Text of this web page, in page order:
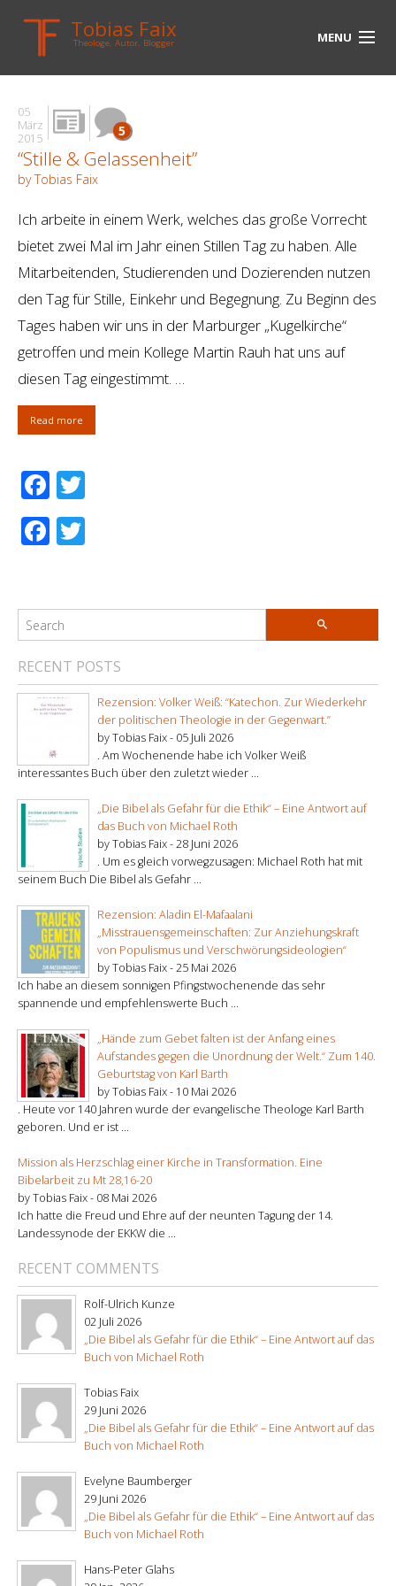
Tobias Faix
Theologe, Autor, Blogger MENU
HOME
BLOG
BIOGRAPHIE
MEDIEN
KONTAKT
LINKS
05
März
2015
5
“Stille & Gelassenheit”
by Tobias Faix
Ich arbeite in einem Werk, welches das große Vorrecht
bietet zwei Mal im Jahr einen Stillen Tag zu haben. Alle
Mitarbeitenden, Studierenden und Dozierenden nutzen
den Tag für Stille, Einkehr und Begegnung. Zu Beginn des
Tages haben wir uns in der Marburger „Kugelkirche“
getroffen und mein Kollege Martin Rauh hat uns auf
diesen Tag eingestimmt. …
Read more
Facebook
Facebook
RECENT POSTS
Rezension: Volker Weiß: “Katechon. Zur Wiederkehr
der politischen Theologie in der Gegenwart.”
by Tobias Faix - 05 Juli 2026
. Am Wochenende habe ich Volker Weiß
interessantes Buch über den zuletzt wieder ...
„Die Bibel als Gefahr für die Ethik“ – Eine Antwort auf
das Buch von Michael Roth
by Tobias Faix -28 Juni 2026
. Um es gleich vorwegzusagen: Michael Roth hat mit
seinem Buch Die Bibel als Gefahr ...
Rezension: Aladin El-Mafaalani
„Misstrauensgemeinschaften: Zur Anziehungskraft
von Populismus und Verschwörungsideologien“
by Tobias Faix -25 Mai 2026
Ich habe an diesem sonnigen Pfingstwochenende das sehr
spannende und empfehlenswerte Buch ...
„Hände zum Gebet falten ist der Anfang eines
Aufstandes gegen die Unordnung der Welt.“ Zum 140.
Geburtstag von Karl Barth
by Tobias Faix - 10 Mai 2026
. Heute vor 140 Jahren wurde der evangelische Theologe Karl Barth
geboren. Und er ist ...
Mission als Herzschlag einer Kirche in Transformation. Eine
Bibelarbeit zu Mt 28,16-20
by Tobias Faix - 08 Mai 2026
Ich hatte die Freud und Ehre auf der neunten Tagung der 14.
Landessynode der EKKW die ...
RECENT COMMENTS
Rolf-Ulrich Kunze
02 Juli 2026
„Die Bibel als Gefahr für die Ethik“ – Eine Antwort auf das
Buch von Michael Roth
Tobias Faix
29 Juni 2026
„Die Bibel als Gefahr für die Ethik“ – Eine Antwort auf das
Buch von Michael Roth
Evelyne Baumberger
29 Juni 2026
„Die Bibel als Gefahr für die Ethik“ – Eine Antwort auf das
Buch von Michael Roth
Hans-Peter Glahs